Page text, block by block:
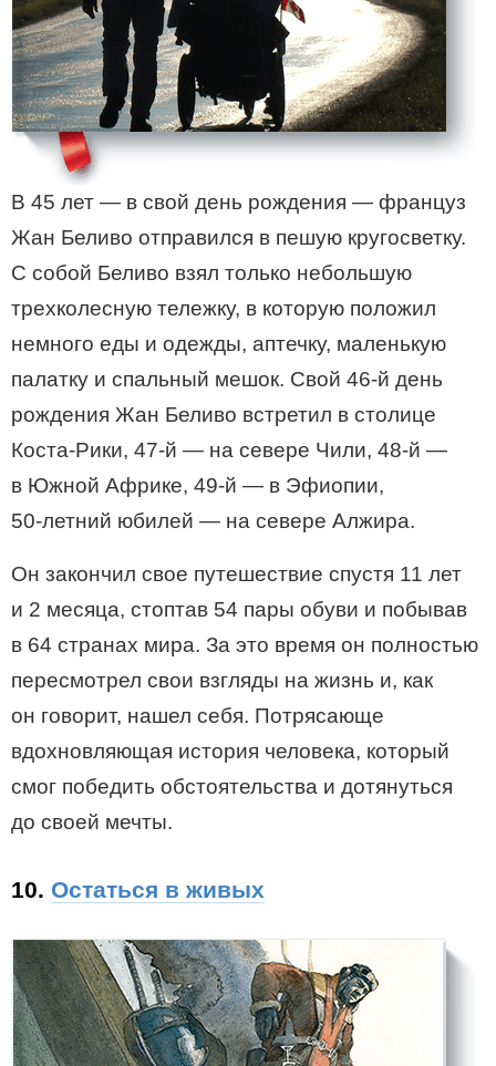
В 45 лет — в свой день рождения — француз
Жан Беливо отправился в пешую кругосветку.
С собой Беливо взял только небольшую
трехколесную тележку, в которую положил
немного еды и одежды, аптечку, маленькую
палатку и спальный мешок. Свой 46-й день
рождения Жан Беливо встретил в столице
Коста-Рики, 47-й — на севере Чили, 48-й —
в Южной Африке, 49-й — в Эфиопии,
50-летний юбилей — на севере Алжира.
Он закончил свое путешествие спустя 11 лет
и 2 месяца, стоптав 54 пары обуви и побывав
в 64 странах мира. За это время он полностью
пересмотрел свои взгляды на жизнь и, как
он говорит, нашел себя. Потрясающе
вдохновляющая история человека, который
смог победить обстоятельства и дотянуться
до своей мечты.
10. Остаться в живых